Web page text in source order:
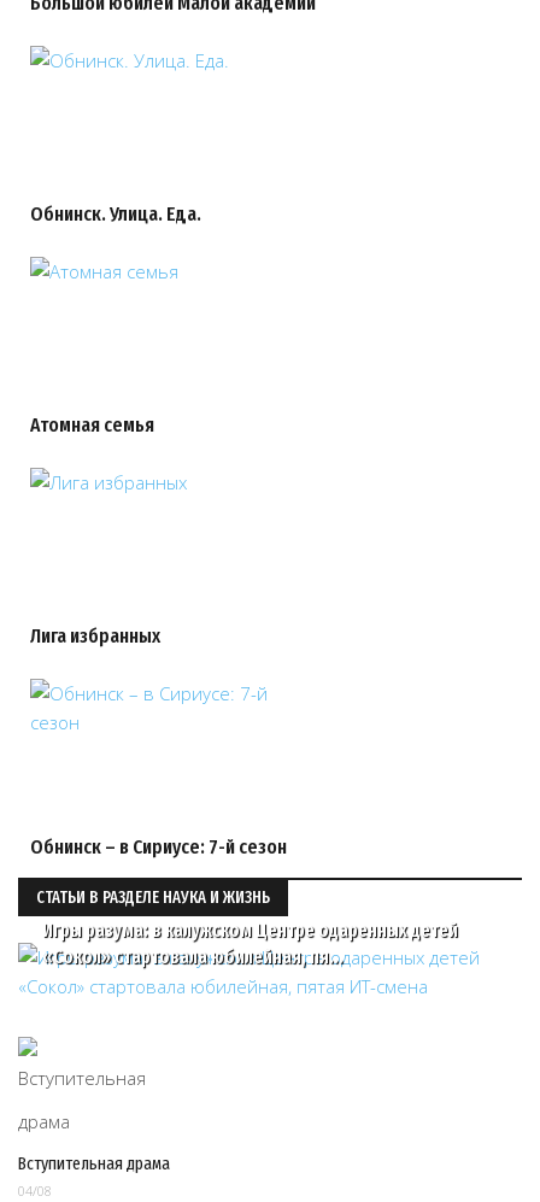
Обнинск. Улица. Еда.
Атомная семья
Лига избранных
Обнинск – в Сириусе: 7-й сезон
СТАТЬИ В РАЗДЕЛЕ НАУКА И ЖИЗНЬ
Игры разума: в калужском Центре одаренных детей
«Сокол» стартовала юбилейная, пя…
Вступительная драма
04/08